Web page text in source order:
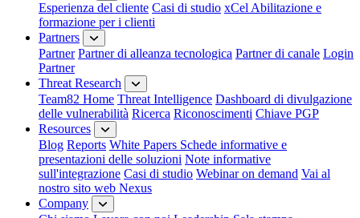
Esperienza del cliente Casi di studio xCel Abilitazione e
formazione per i clienti
Partners
Partner Partner di alleanza tecnologica Partner di canale Login
Partner
Threat Research
Team82 Home Threat Intelligence Dashboard di divulgazione
delle vulnerabilità Ricerca Riconoscimenti Chiave PGP
Resources
Blog Reports White Papers Schede informative e
presentazioni delle soluzioni Note informative
sull'integrazione Casi di studio Webinar on demand Vai al
nostro sito web Nexus
Company